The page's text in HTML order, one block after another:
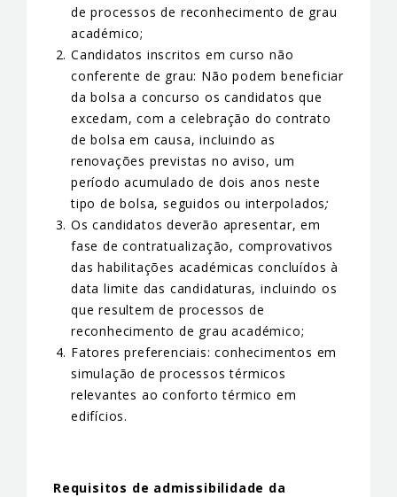
de processos de reconhecimento de grau
académico;
Candidatos inscritos em curso não
conferente de grau: Não podem beneficiar
da bolsa a concurso os candidatos que
excedam, com a celebração do contrato
de bolsa em causa, incluindo as
renovações previstas no aviso, um
período acumulado de dois anos neste
tipo de bolsa, seguidos ou interpolados;
Os candidatos deverão apresentar, em
fase de contratualização, comprovativos
das habilitações académicas concluídos à
data limite das candidaturas, incluindo os
que resultem de processos de
reconhecimento de grau académico;
Fatores preferenciais: conhecimentos em
simulação de processos térmicos
relevantes ao conforto térmico em
edifícios.
Requisitos de admissibilidade da